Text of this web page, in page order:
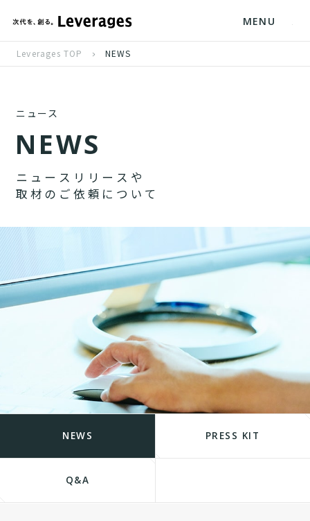
MENU
Leverages TOP NEWS
ニュース
NEWS
ニ ュ ー ス リ リ ー ス や
取 材 の ご 依 頼 に つ い て
NEWS PRESS KIT
Q&A